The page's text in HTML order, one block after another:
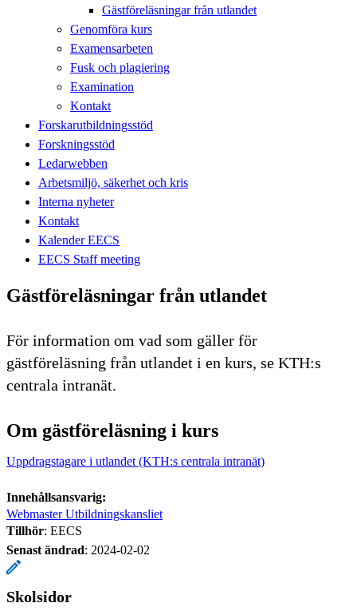
Gästföreläsningar från utlandet
Genomföra kurs
Examensarbeten
Fusk och plagiering
Examination
Kontakt
Forskarutbildningsstöd
Forskningsstöd
Ledarwebben
Arbetsmiljö, säkerhet och kris
Interna nyheter
Kontakt
Kalender EECS
EECS Staff meeting
Gästföreläsningar från utlandet
För information om vad som gäller för
gästföreläsning från utlandet i en kurs, se KTH:s
centrala intranät.
Om gästföreläsning i kurs
Uppdragstagare i utlandet (KTH:s centrala intranät)
Innehållsansvarig:
Webmaster Utbildningskansliet
Tillhör: EECS
Senast ändrad: 2024-02-02
Skolsidor